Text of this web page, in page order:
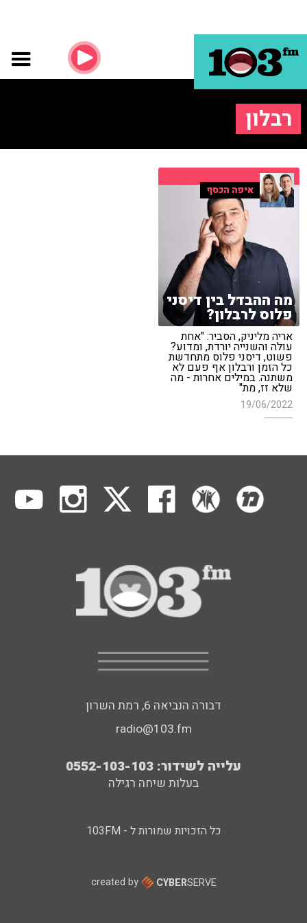
רבלון
איפה הכסף
מה ההבדל בין דיסני
פלוס לרבלון?
אריה מליניק, הסביר: "אחת
עולה והשנייה יורדת, ומדוע?
פשוט, דיסני פלוס מתחדשת
כל הזמן ורבלון אף פעם לא
משתנה. במילים אחרות - מה
שלא זז, מת"
19/06/2022
דבורה הנביאה 6, רמת השרון
radio@103.fm
עלייה לשידור: 0552-103-103
בעלות שיחה רגילה
כל הזכויות שמורות ל - 103FM
created by CYBERSERVE